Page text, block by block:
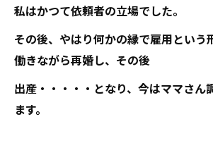
私はかつて依頼者の立場でした。
その後、やはり何かの縁で雇用という
働きながら再婚し、その後
出産・・・・・となり、今はママさん
ます。